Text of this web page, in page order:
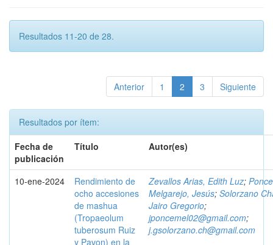
Resultados 11-20 de 28.
Anterior 1 2 3 Siguiente
Resultados por ítem:
Fecha de
publicación
Título Autor(es)
10-ene-2024
Rendimiento de
ocho accesiones
de mashua
(Tropaeolum
tuberosum Ruiz
y Pavon) en la
Zevallos Arias, Edith Luz; Ponce
Melgarejo, Jesús; Solorzano
Jairo Gregorio;
jponcemel02@gmail.com;
j.gsolorzano.ch@gmail.com